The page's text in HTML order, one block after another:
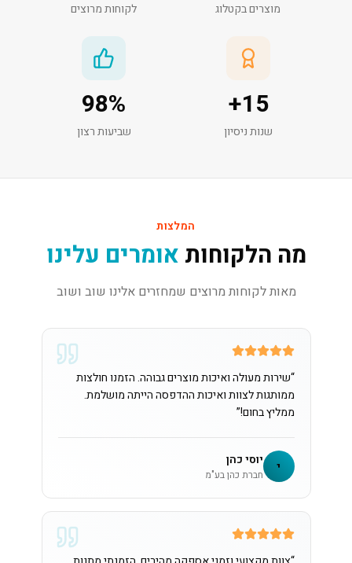
מוצרים בקטלוג לקוחות מרוצים
15
+
שנות ניסיון
98%
שביעות רצון
המלצות
מה הלקוחות אומרים עלינו
מאות לקוחות מרוצים שמחזרים אלינו שוב ושוב
“שירות מעולה ואיכות מוצרים גבוהה. הזמנו חולצות
ממותגות לצוות ואיכות ההדפסה הייתה מושלמת.
ממליץ בחום!”
י יוסי כהן
חברת כהן בע"מ